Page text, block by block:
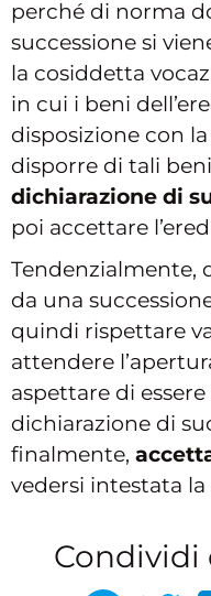
perché di norma
successione si
la cosiddetta
in cui i beni
disposizione con
disporre di tali
dichiarazione di
poi accettare
Tendenzialmente,
da una
quindi rispettare
attendere
aspettare di
dichiarazione di
finalmente,
vedersi intestata la
Condividi